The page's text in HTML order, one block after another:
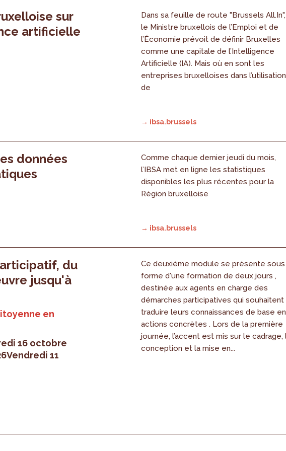
sur
artificielle
Dans sa feuille de route "Brussels All.In",
le Ministre bruxellois de l’Emploi et de
l’Économie prévoit de définir Bruxelles
comme une capitale de l’Intelligence
Artificielle (IA). Mais où en sont les
entreprises bruxelloises dans l’utilisation
de
→ ibsa.brussels
données
Comme chaque dernier jeudi du mois,
l’IBSA met en ligne les statistiques
disponibles les plus récentes pour la
Région bruxelloise
→ ibsa.brussels
du
jusqu'à
en
16 octobre
Vendredi 11
Ce deuxième module se présente sous
forme d'une formation de deux jours ,
destinée aux agents en charge des
démarches participatives qui souhaitent
traduire leurs connaissances de base en
actions concrètes . Lors de la première
journée, l’accent est mis sur le cadrage,
conception et la mise en...